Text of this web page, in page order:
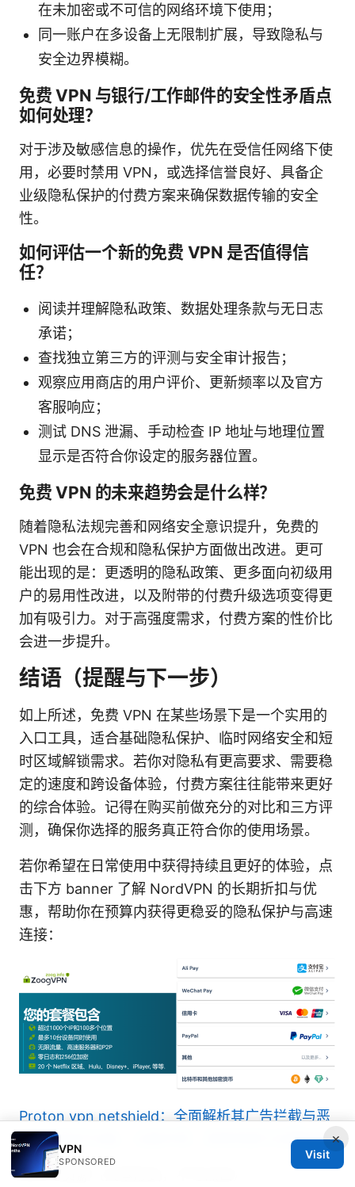
在未加密或不可信的网络环境下使用；
同一账户在多设备上无限制扩展，导致隐私与
安全边界模糊。
免费 VPN 与银行/工作邮件的安全性矛盾点
如何处理？
对于涉及敏感信息的操作，优先在受信任网络下使
用，必要时禁用 VPN，或选择信誉良好、具备企
业级隐私保护的付费方案来确保数据传输的安全
性。
如何评估一个新的免费 VPN 是否值得信
任？
阅读并理解隐私政策、数据处理条款与无日志
承诺；
查找独立第三方的评测与安全审计报告；
观察应用商店的用户评价、更新频率以及官方
客服响应；
测试 DNS 泄漏、手动检查 IP 地址与地理位置
显示是否符合你设定的服务器位置。
免费 VPN 的未来趋势会是什么样？
随着隐私法规完善和网络安全意识提升，免费的
VPN 也会在合规和隐私保护方面做出改进。更可
能出现的是：更透明的隐私政策、更多面向初级用
户的易用性改进，以及附带的付费升级选项变得更
加有吸引力。对于高强度需求，付费方案的性价比
会进一步提升。
结语（提醒与下一步）
如上所述，免费 VPN 在某些场景下是一个实用的
入口工具，适合基础隐私保护、临时网络安全和短
时区域解锁需求。若你对隐私有更高要求、需要稳
定的速度和跨设备体验，付费方案往往能带来更好
的综合体验。记得在购买前做充分的对比和三方评
测，确保你选择的服务真正符合你的使用场景。
若你希望在日常使用中获得持续且更好的体验，点
击下方 banner 了解 NordVPN 的长期折扣与优
惠，帮助你在预算内获得更稳妥的隐私保护与高速
连接：
Proton vpn netshield：全面解析其广告拦截与恶
意软件防护功能，全面评测、使用场景与设置指南
参考与资源（文本形式，不可点击）
×
VPN
SPONSORED
Visit